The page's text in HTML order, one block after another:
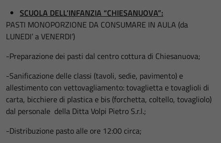
SCUOLA DELL’INFANZIA “CHIESANUOVA”:
PASTI MONOPORZIONE DA CONSUMARE IN AULA (da
LUNEDI’ a VENERDI’)
-Preparazione dei pasti dal centro cottura di Chiesanuova;
-Sanificazione delle classi (tavoli, sedie, pavimento) e
allestimento con vettovagliamento: tovaglietta e tovaglioli di
carta, bicchiere di plastica e bis (forchetta, coltello, tovagliolo)
dal personale della Ditta Volpi Pietro S.r.l.;
-Distribuzione pasto alle ore 12:00 circa;